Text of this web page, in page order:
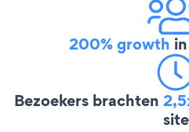
200% growth
Bezoekers brachten
site